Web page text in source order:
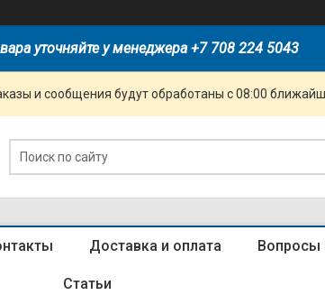
уточняйте у менеджера +7 708 224 5043
и сообщения будут обработаны с 08:00
Доставка и оплата Вопросы
Статьи
ДПО REFLEX 15W (ИК датчик